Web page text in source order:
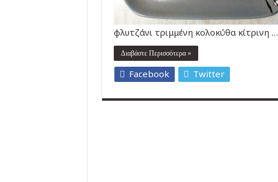
φλυτζάνι τριμμένη κολοκύθα κίτρινη …
Διαβάστε Περισσότερα »
Facebook Twitter